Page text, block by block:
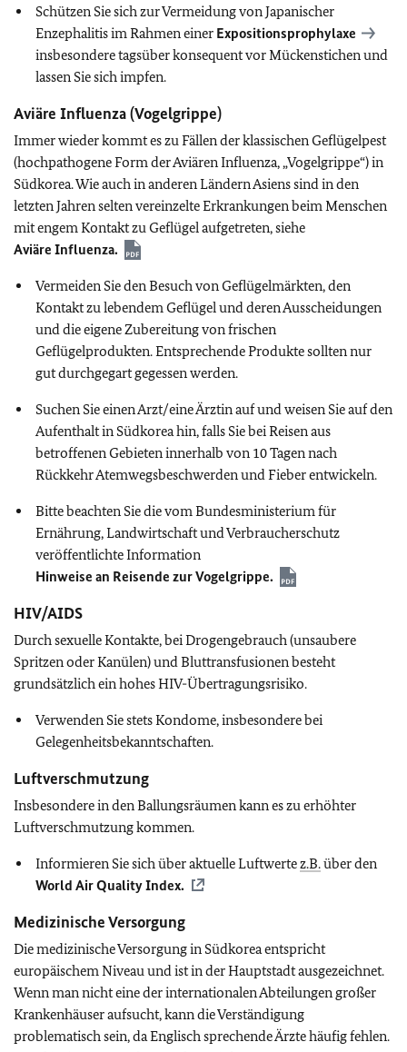
Schützen Sie sich zur Vermeidung von Japanischer
Enzephalitis im Rahmen einer Expositionsprophylaxe
insbesondere tagsüber konsequent vor Mückenstichen und
lassen Sie sich impfen.
Aviäre Influenza (Vogelgrippe)
Immer wieder kommt es zu Fällen der klassischen Geflügelpest
(hochpathogene Form der Aviären Influenza, „Vogelgrippe“) in
Südkorea. Wie auch in anderen Ländern Asiens sind in den
letzten Jahren selten vereinzelte Erkrankungen beim Menschen
mit engem Kontakt zu Geflügel aufgetreten, siehe
Aviäre Influenza.
Vermeiden Sie den Besuch von Geflügelmärkten, den
Kontakt zu lebendem Geflügel und deren Ausscheidungen
und die eigene Zubereitung von frischen
Geflügelprodukten. Entsprechende Produkte sollten nur
gut durchgegart gegessen werden.
Suchen Sie einen Arzt/eine Ärztin auf und weisen Sie auf den
Aufenthalt in Südkorea hin, falls Sie bei Reisen aus
betroffenen Gebieten innerhalb von 10 Tagen nach
Rückkehr Atemwegsbeschwerden und Fieber entwickeln.
Bitte beachten Sie die vom Bundesministerium für
Ernährung, Landwirtschaft und Verbraucherschutz
veröffentlichte Information
Hinweise an Reisende zur Vogelgrippe.
HIV/AIDS
Durch sexuelle Kontakte, bei Drogengebrauch (unsaubere
Spritzen oder Kanülen) und Bluttransfusionen besteht
grundsätzlich ein hohes HIV-Übertragungsrisiko.
Verwenden Sie stets Kondome, insbesondere bei
Gelegenheitsbekanntschaften.
Luftverschmutzung
Insbesondere in den Ballungsräumen kann es zu erhöhter
Luftverschmutzung kommen.
Informieren Sie sich über aktuelle Luftwertez.B.über den
World Air Quality Index.
Medizinische Versorgung
Die medizinische Versorgung in Südkorea entspricht
europäischem Niveau und ist in der Hauptstadt ausgezeichnet.
Wenn man nicht eine der internationalen Abteilungen großer
Krankenhäuser aufsucht, kann die Verständigung
problematisch sein, da Englisch sprechende Ärzte häufig fehlen.